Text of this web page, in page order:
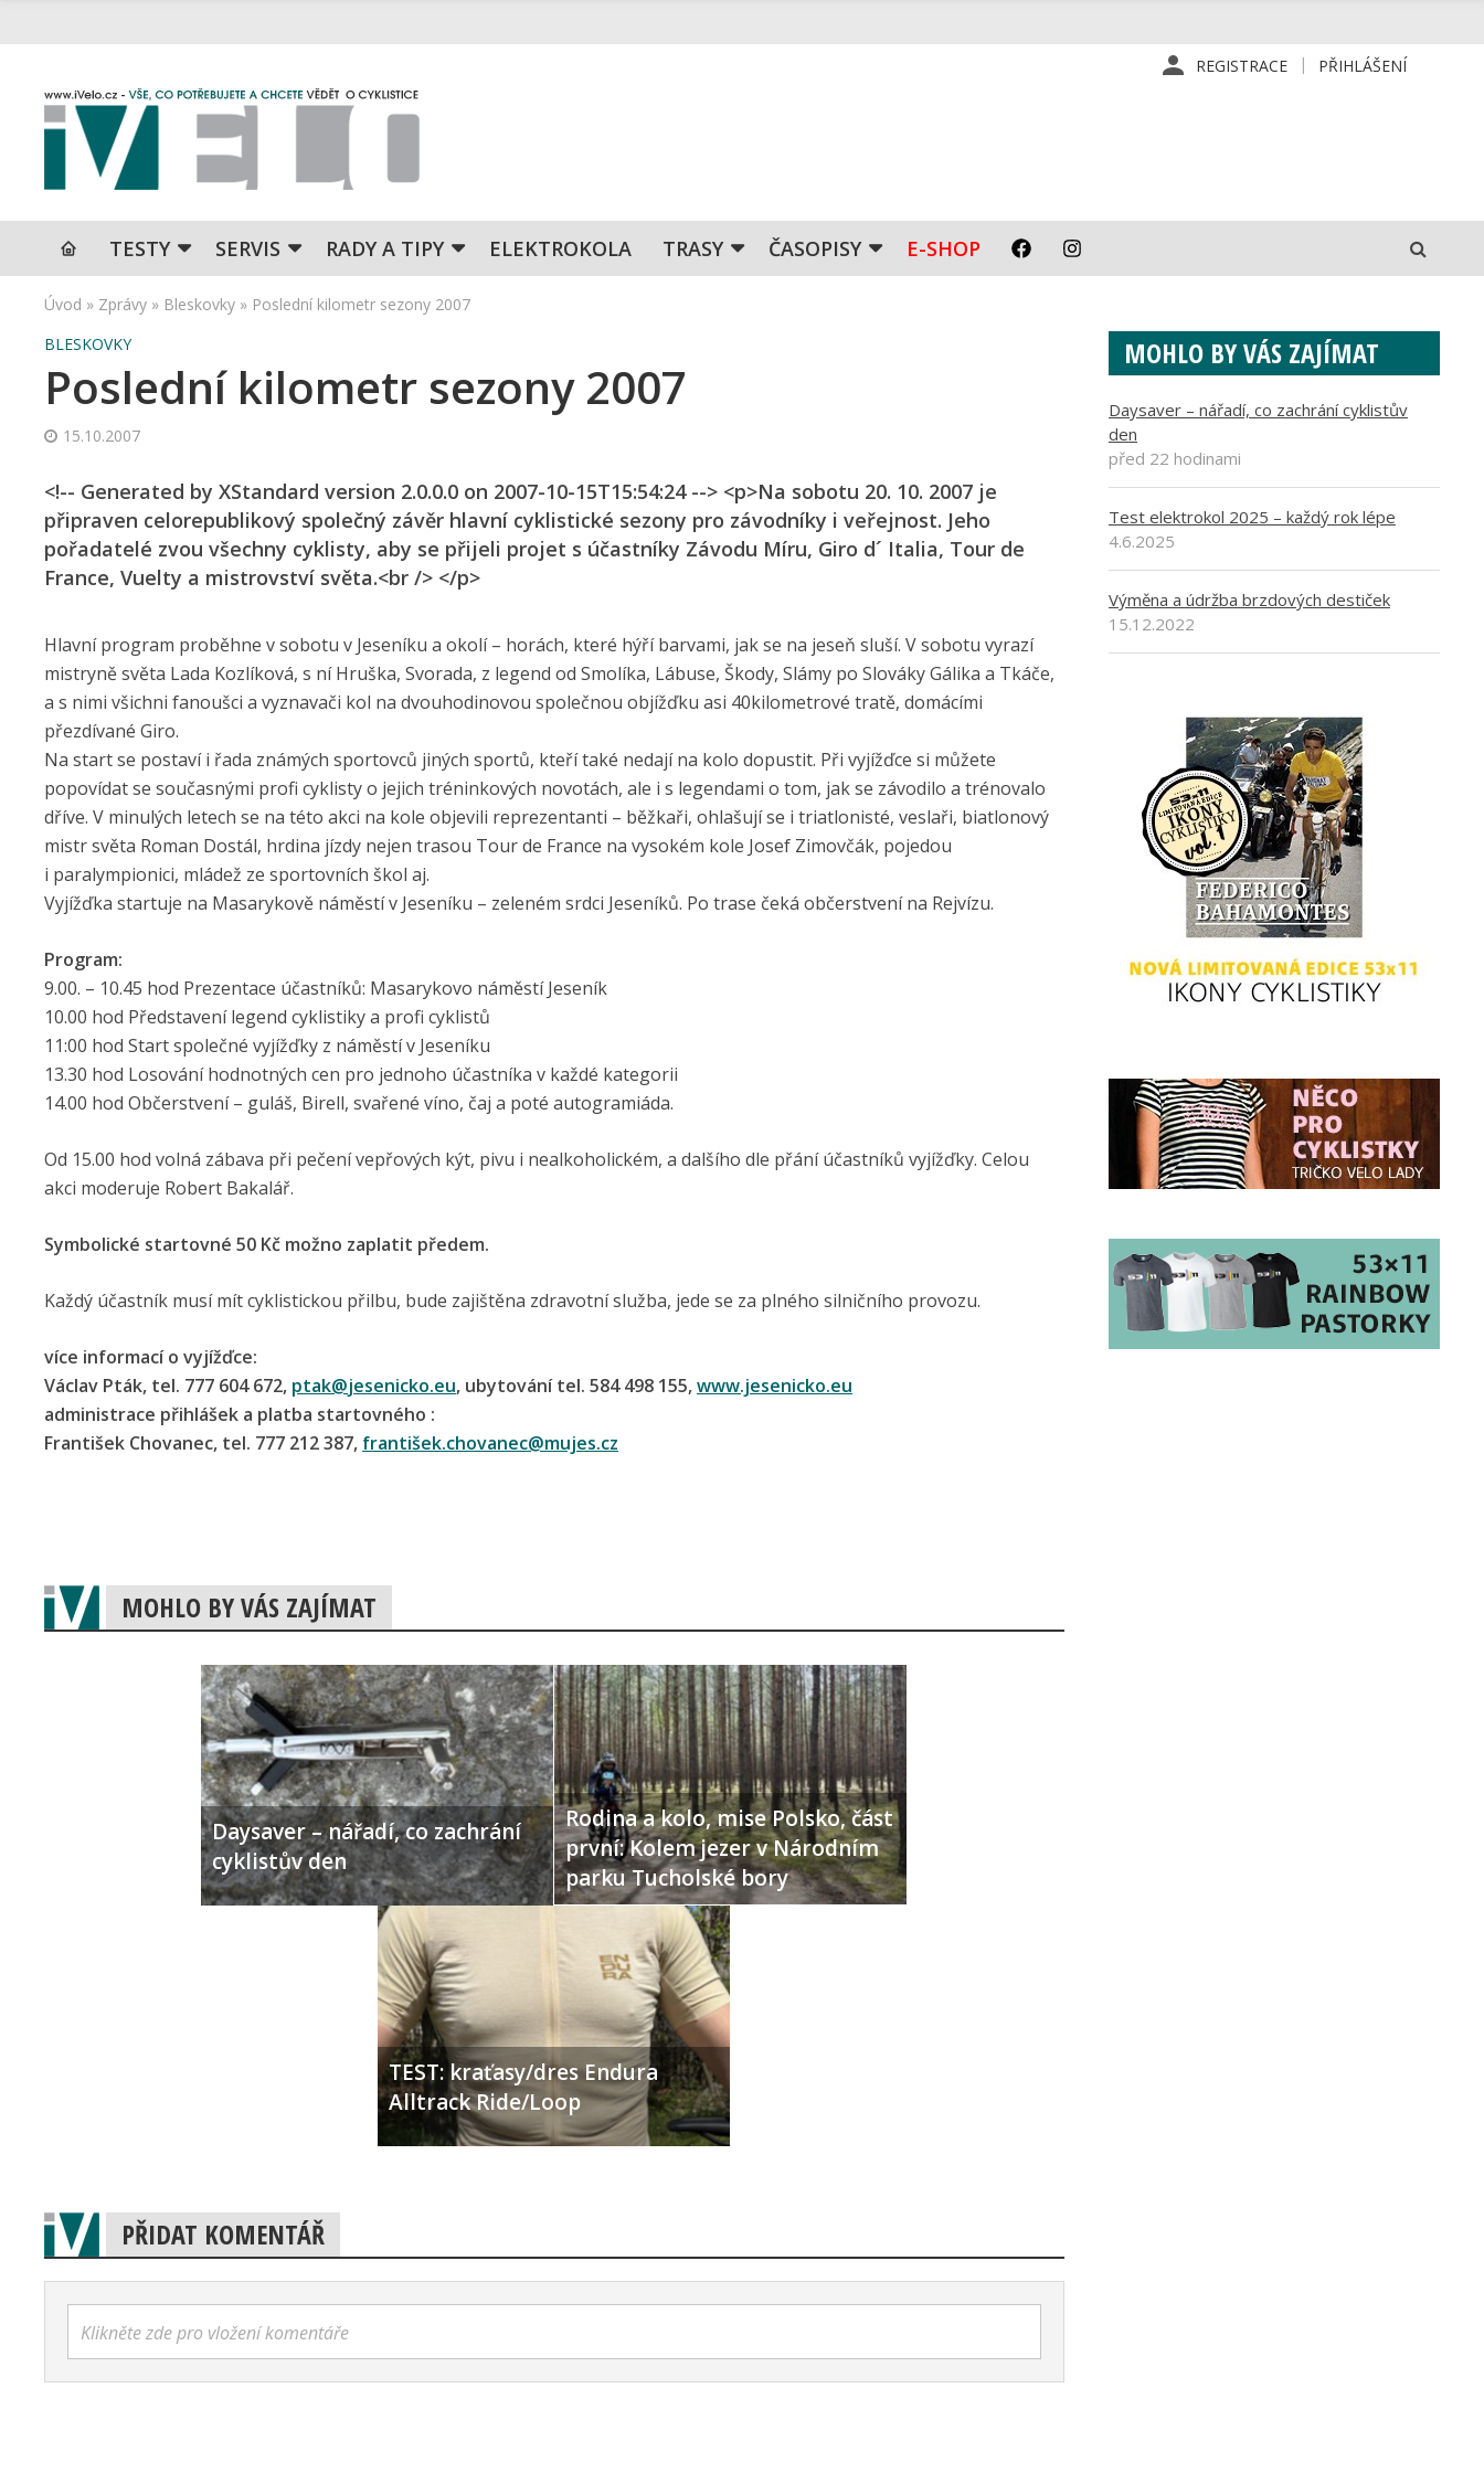
REGISTRACE PŘIHLÁŠENÍ
TESTY SERVIS RADY A TIPY ELEKTROKOLA TRASY ČASOPISY E-SHOP
Úvod » Zprávy » Bleskovky » Poslední kilometr sezony 2007
BLESKOVKY
Poslední kilometr sezony 2007
15.10.2007
<!-- Generated by XStandard version 2.0.0.0 on 2007-10-15T15:54:24 --> <p>Na sobotu 20. 10. 2007 je
připraven celorepublikový společný závěr hlavní cyklistické sezony pro závodníky i veřejnost. Jeho
pořadatelé zvou všechny cyklisty, aby se přijeli projet s účastníky Závodu Míru, Giro d´ Italia, Tour de
France, Vuelty a mistrovství světa.<br /> </p>
Hlavní program proběhne v sobotu v Jeseníku a okolí – horách, které hýří barvami, jak se na jeseň sluší. V sobotu vyrazí
mistryně světa Lada Kozlíková, s ní Hruška, Svorada, z legend od Smolíka, Lábuse, Škody, Slámy po Slováky Gálika a Tkáče,
a s nimi všichni fanoušci a vyznavači kol na dvouhodinovou společnou objížďku asi 40kilometrové tratě, domácími
přezdívané Giro.
Na start se postaví i řada známých sportovců jiných sportů, kteří také nedají na kolo dopustit. Při vyjížďce si můžete
popovídat se současnými profi cyklisty o jejich tréninkových novotách, ale i s legendami o tom, jak se závodilo a trénovalo
dříve. V minulých letech se na této akci na kole objevili reprezentanti – běžkaři, ohlašují se i triatlonisté, veslaři, biatlonový
mistr světa Roman Dostál, hrdina jízdy nejen trasou Tour de France na vysokém kole Josef Zimovčák, pojedou
i paralympionici, mládež ze sportovních škol aj.
Vyjížďka startuje na Masarykově náměstí v Jeseníku – zeleném srdci Jeseníků. Po trase čeká občerstvení na Rejvízu.
Program:
9.00. – 10.45 hod Prezentace účastníků: Masarykovo náměstí Jeseník
10.00 hod Představení legend cyklistiky a profi cyklistů
11:00 hod Start společné vyjížďky z náměstí v Jeseníku
13.30 hod Losování hodnotných cen pro jednoho účastníka v každé kategorii
14.00 hod Občerstvení – guláš, Birell, svařené víno, čaj a poté autogramiáda.
Od 15.00 hod volná zábava při pečení vepřových kýt, pivu i nealkoholickém, a dalšího dle přání účastníků vyjížďky. Celou
akci moderuje Robert Bakalář.
Symbolické startovné 50 Kč možno zaplatit předem.
Každý účastník musí mít cyklistickou přilbu, bude zajištěna zdravotní služba, jede se za plného silničního provozu.
více informací o vyjížďce:
Václav Pták, tel. 777 604 672, ptak@jesenicko.eu, ubytování tel. 584 498 155,www.jesenicko.eu
administrace přihlášek a platba startovného :
František Chovanec, tel. 777 212 387, františek.chovanec@mujes.cz
MOHLO BY VÁS ZAJÍMAT
Daysaver – nářadí, co zachrání
cyklistův den
Rodina a kolo, mise Polsko, část
první: Kolem jezer v Národním
parku Tucholské bory
TEST: kraťasy/dres Endura
Alltrack Ride/Loop
PŘIDAT KOMENTÁŘ
Klikněte zde pro vložení komentáře
MOHLO BY VÁS ZAJÍMAT
Daysaver – nářadí, co zachrání cyklistův
den
před 22 hodinami
Test elektrokol 2025 – každý rok lépe
4.6.2025
Výměna a údržba brzdových destiček
15.12.2022